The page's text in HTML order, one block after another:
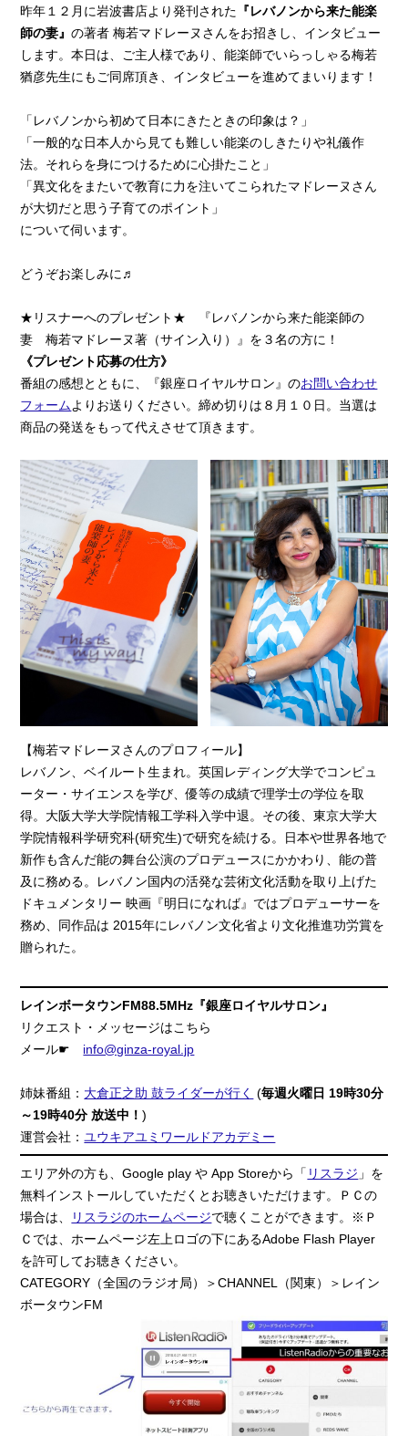
昨年１２月に岩波書店より発刊された 『レバノンから来た能楽
師の妻』の著者 梅若マドレーヌさんをお招きし、インタビュー
します。本日は、ご主人様であり、能楽師でいらっしゃる梅若
猶彦先生にもご同席頂き、インタビューを進めてまいります！
「レバノンから初めて日本にきたときの印象は？」
「一般的な日本人から見ても難しい能楽のしきたりや礼儀作
法。それらを身につけるために心掛たこと」
「異文化をまたいで教育に力を注いてこられたマドレーヌさん
が大切だと思う子育てのポイント」
について伺います。
どうぞお楽しみに♬
★リスナーへのプレゼント★ 『レバノンから来た能楽師の
妻 梅若マドレーヌ著（サイン入り）』を３名の方に！
《プレゼント応募の仕方》
番組の感想とともに、『銀座ロイヤルサロン』のお問い合わせ
フォームよりお送りください。締め切りは８月１０日。当選は
商品の発送をもって代えさせて頂きます。
【梅若マドレーヌさんのプロフィール】
レバノン、ベイルート生まれ。英国レディング大学でコンピュ
ーター・サイエンスを学び、優等の成績で理学士の学位を取
得。大阪大学大学院情報工学科入学中退。その後、東京大学大
学院情報科学研究科(研究生)で研究を続ける。日本や世界各地で
新作も含んだ能の舞台公演のプロデュースにかかわり、能の普
及に務める。レバノン国内の活発な芸術文化活動を取り上げた
ドキュメンタリー 映画『明日になれば』ではプロデューサーを
務め、同作品は 2015年にレバノン文化省より文化推進功労賞を
贈られた。
レインボータウンFM88.5MHz『銀座ロイヤルサロン』
リクエスト・メッセージはこちら
メール☛ info@ginza-royal.jp
姉妹番組： 大倉正之助 鼓ライダーが行く (毎週火曜日 19時30分
～19時40分 放送中！)
運営会社： ユウキアユミワールドアカデミー
エリア外の方も、Google play や App Storeから「 リスラジ 」を
無料インストールしていただくとお聴きいただけます。ＰＣの
場合は、
リスラジのホームページで聴くことができます。※Ｐ
Ｃでは、ホームページ左上ロゴの下にあるAdobe Flash Player
を許可してお聴きください。
CATEGORY（全国のラジオ局）＞CHANNEL（関東）＞レイン
ボータウンFM